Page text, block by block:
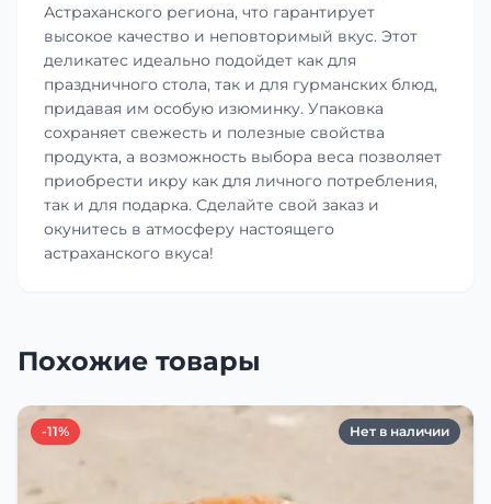
Астраханского региона, что гарантирует
высокое качество и неповторимый вкус. Этот
деликатес идеально подойдет как для
праздничного стола, так и для гурманских блюд,
придавая им особую изюминку. Упаковка
сохраняет свежесть и полезные свойства
продукта, а возможность выбора веса позволяет
приобрести икру как для личного потребления,
так и для подарка. Сделайте свой заказ и
окунитесь в атмосферу настоящего
астраханского вкуса!
Похожие товары
-11% Нет в наличии